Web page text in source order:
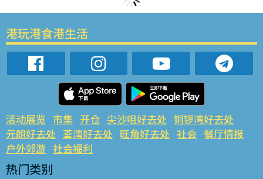
港玩港食港生活
活动展览 市集 开仓 尖沙咀好去处 铜锣湾好去处
元朗好去处 荃湾好去处 旺角好去处 社会 餐厅情报
户外郊游 社会福利
热门类别